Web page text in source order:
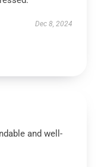
Dec 8, 2024
and well-